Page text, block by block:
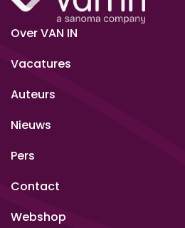
Over VAN IN
Vacatures
Auteurs
Nieuws
Pers
Contact
Webshop